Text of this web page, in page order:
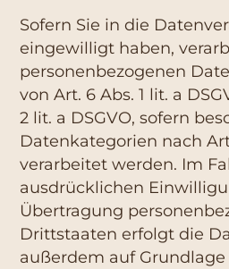
Sofern Sie in die
eingewilligt haben,
personenbezogenen
von Art. 6 Abs. 1 lit. a
2 lit. a DSGVO, sofern
Datenkategorien nach
verarbeitet werden. Im
ausdrücklichen
Übertragung
Drittstaaten erfolgt die
außerdem auf Grundlage